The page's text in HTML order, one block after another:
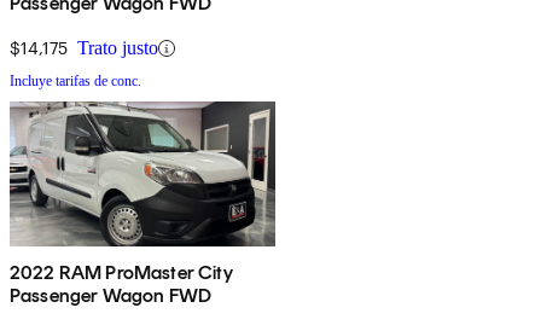
$14,175 Trato justo
Incluye tarifas de conc.
2022 RAM ProMaster City
Passenger Wagon FWD